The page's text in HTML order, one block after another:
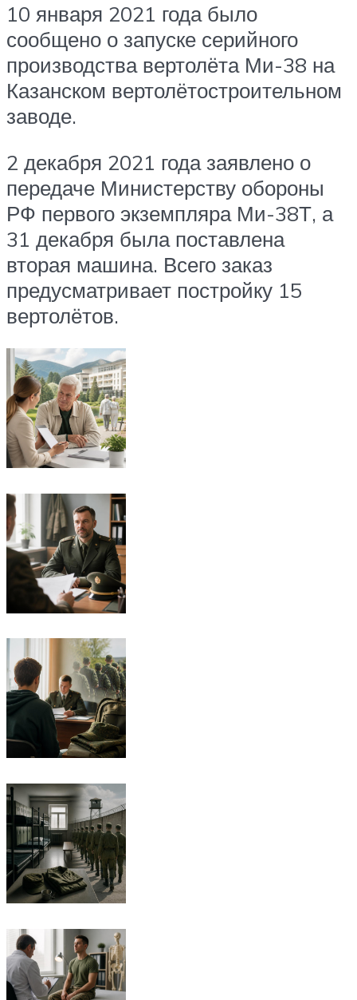
10 января 2021 года было
сообщено о запуске серийного
производства вертолёта Ми-38 на
Казанском вертолётостроительном
заводе.
2 декабря 2021 года заявлено о
передаче Министерству обороны
РФ первого экземпляра Ми-38Т, а
31 декабря была поставлена
вторая машина. Всего заказ
предусматривает постройку 15
вертолётов.